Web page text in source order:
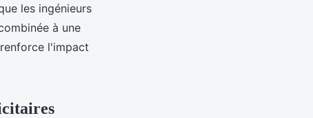
les ingénieurs
à une
l'impact